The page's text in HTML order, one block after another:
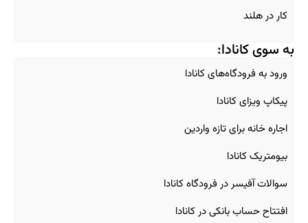
کار در هلند
به سوی کانادا:
ورود به فرودگاه‌های کانادا
پیکاپ ویزای کانادا
اجاره خانه برای تازه‌ واردین
بیومتریک کانادا
سوالات آفیسر در فرودگاه کانادا
افتتاح حساب بانکی در کانادا